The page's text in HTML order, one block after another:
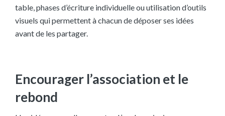
table, phases d’écriture individuelle ou utilisation d’outils
visuels qui permettent à chacun de déposer ses idées
avant de les partager.
Encourager l’association et le
rebond